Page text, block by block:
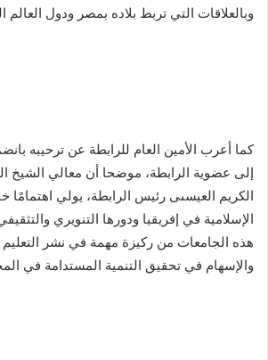
وبالعلاقات التي تربط بلاده بمصر ودول العالم
كما أعرب الأمين العام للرابطة عن ترحيبه
إلى عضوية الرابطة، موضحا أن معالي الشيخ
الكريم العيسىى رئيس الرابطة، يولي اهتمامًا
الإسلامية في إفريقيا ودورها التنويري
هذه الجامعات من ركيزة مهمة في نشر التعليم
والإسهام في تحقيق التنمية المستدامة في